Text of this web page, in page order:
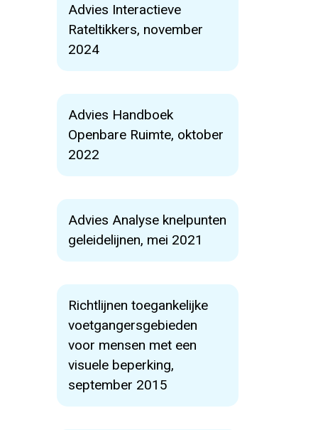
Advies Interactieve
Rateltikkers, november
2024
Advies Handboek
Openbare Ruimte, oktober
2022
Advies Analyse knelpunten
geleidelijnen, mei 2021
Richtlijnen toegankelijke
voetgangersgebieden
voor mensen met een
visuele beperking,
september 2015